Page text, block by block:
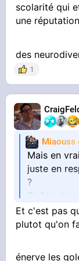
scolarité qui
une
des
1
Mais en
juste en
?
Tu fais
c'est ça?
Et c'est pas
plutot qu'on
énerve les